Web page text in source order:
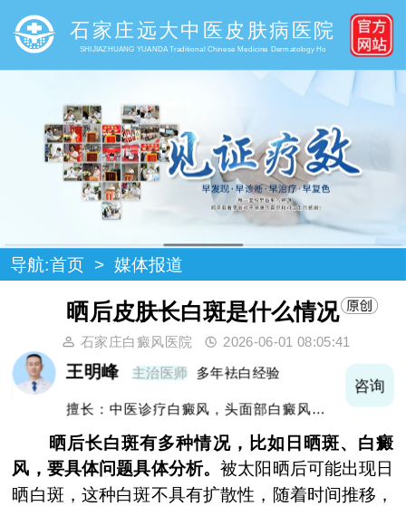
石家庄远大中医皮肤病医院
SHIJIAZHUANG YUANDA Traditional Chinese Medicine Dermatology Ho
导航:首页 > 媒体报道
晒后皮肤长白斑是什么情况
石家庄白癜风医院 2026-06-01 08:05:41
王明峰 主治医师 多年袪白经验
擅长：中医诊疗白癜风，头面部白癜风，青
咨询
晒后长白斑有多种情况，比如日晒斑、白癜
风，要具体问题具体分析。被太阳晒后可能出现日
晒白斑，这种白斑不具有扩散性，随着时间推移，